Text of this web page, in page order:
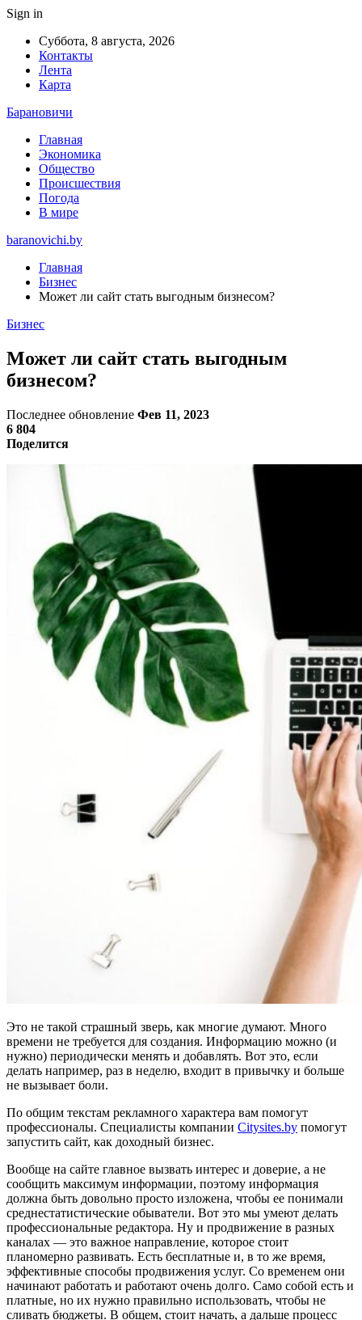
Sign in
Суббота, 8 августа, 2026
Контакты
Лента
Карта
Барановичи
Главная
Экономика
Общество
Происшествия
Погода
В мире
baranovichi.by
Главная
Бизнес
Может ли сайт стать выгодным бизнесом?
Бизнес
Может ли сайт стать выгодным
бизнесом?
Последнее обновление Фев 11, 2023
6 804
Поделится
Это не такой страшный зверь, как многие думают. Много
времени не требуется для создания. Информацию можно (и
нужно) периодически менять и добавлять. Вот это, если
делать например, раз в неделю, входит в привычку и больше
не вызывает боли.
По общим текстам рекламного характера вам помогут
профессионалы. Специалисты компании Citysites.by помогут
запустить сайт, как доходный бизнес.
Вообще на сайте главное вызвать интерес и доверие, а не
сообщить максимум информации, поэтому информация
должна быть довольно просто изложена, чтобы ее понимали
среднестатистические обыватели. Вот это мы умеют делать
профессиональные редактора. Ну и продвижение в разных
каналах — это важное направление, которое стоит
планомерно развивать. Есть бесплатные и, в то же время,
эффективные способы продвижения услуг. Со временем они
начинают работать и работают очень долго. Само собой есть и
платные, но их нужно правильно использовать, чтобы не
сливать бюджеты. В общем, стоит начать, а дальше процесс